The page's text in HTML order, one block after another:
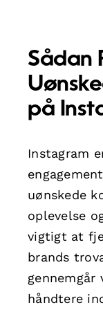
Sådan
på
Instagram
uønskede
oplevelse
vigtigt at
brands
håndtere